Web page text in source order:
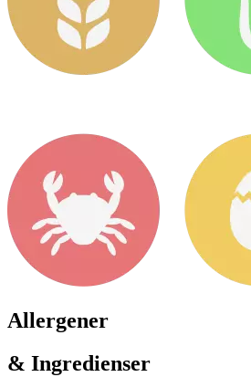
Allergener
& Ingredienser